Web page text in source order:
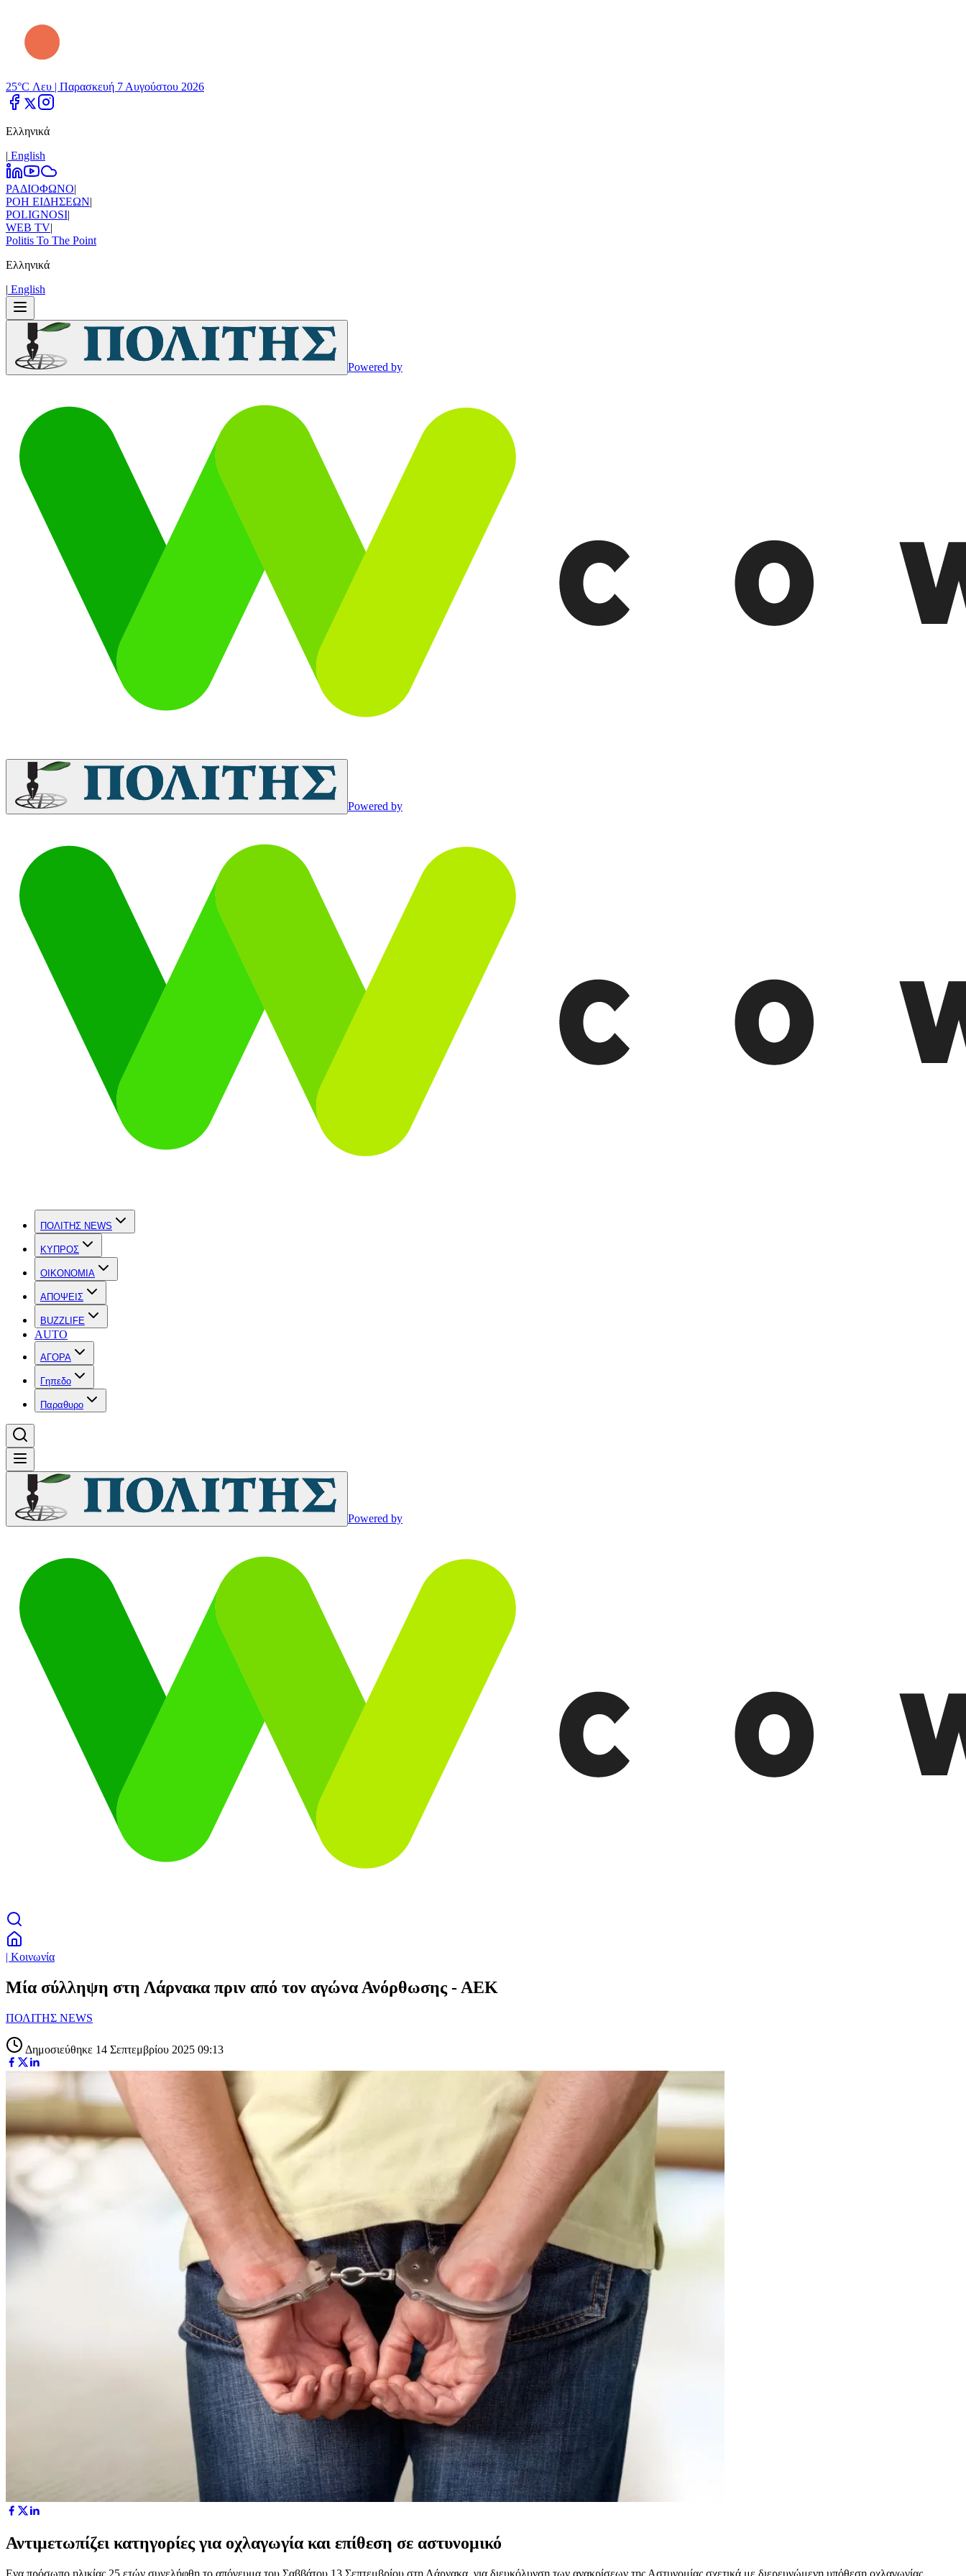
25°C Λευ | Παρασκευή 7 Αυγούστου 2026
Ελληνικά
| Εnglish
ΡΑΔΙΟΦΩΝΟ|
ΡΟΗ ΕΙΔΗΣΕΩΝ|
POLIGNOSI|
WEB TV|
Politis To The Point
Ελληνικά
| Εnglish
Powered by
Powered by
ΠΟΛΙΤΗΣ NEWS
ΚΥΠΡΟΣ
OIKONOMIA
ΑΠΟΨΕΙΣ
BUZZLIFE
AUTO
ΑΓΟΡΑ
Γηπεδο
Παραθυρο
Powered by
| Κοινωνία
Μία σύλληψη στη Λάρνακα πριν από τον αγώνα Ανόρθωσης - ΑΕΚ
ΠΟΛΙΤΗΣ NEWS
Δημοσιεύθηκε 14 Σεπτεμβρίου 2025 09:13
Αντιμετωπίζει κατηγορίες για οχλαγωγία και επίθεση σε αστυνομικό
Ενα πρόσωπο ηλικίας 25 ετών συνελήφθη το απόγευμα του Σαββάτου 13 Σεπτεμβρίου στη Λάρνακα, για διευκόλυνση των ανακρίσεων της Αστυνομίας σχετικά με διερευνώμενη υπόθεση οχλαγωγίας,